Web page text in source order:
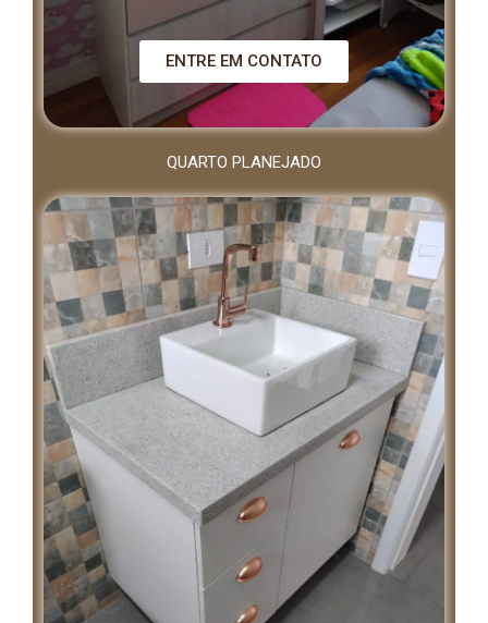
ENTRE EM CONTATO
QUARTO PLANEJADO